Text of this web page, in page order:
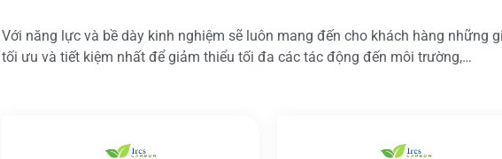
Với năng lực và bề dày kinh nghiệm sẽ luôn mang đến cho khách hàng những
tối ưu và tiết kiệm nhất để giảm thiểu tối đa các tác động đến môi trường,…